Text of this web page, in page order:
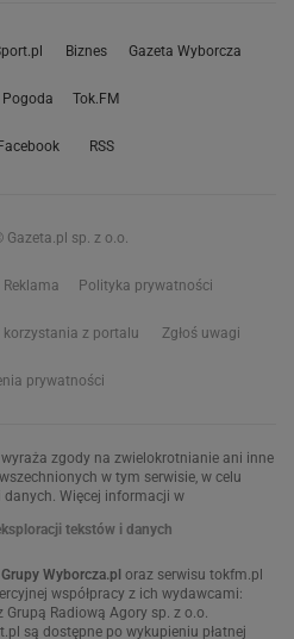
Biznes Gazeta Wyborcza
Pogoda Tok.FM
Facebook RSS
Gazeta.pl sp. z o.o.
Reklama Polityka prywatności
korzystania z portalu Zgłoś uwagi
prywatności
zgody na zwielokrotnianie ani inne
w tym serwisie, w celu
Więcej informacji w
tekstów i danych
Wyborcza.pl oraz serwisu tokfm.pl
współpracy z ich wydawcami:
Grupą Radiową Agory sp. z o.o.
są dostępne po wykupieniu płatnej